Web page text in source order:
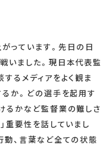
っています。先日の日
いました。現日本代表監
るメディアをよく観ま
か。どの選手を起用す
るかなど監督業の難しさ
重要性を話していまし
動、言葉など全ての状態